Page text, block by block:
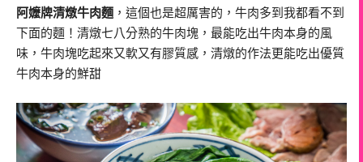
阿嬤牌清燉牛肉麵 ，這個也是超厲害的，牛肉多到我都看不到
下面的麵！清燉七八分熟的牛肉塊，最能吃出牛肉本身的風
味，牛肉塊吃起來又軟又有膠質感，清燉的作法更能吃出優質
牛肉本身的鮮甜